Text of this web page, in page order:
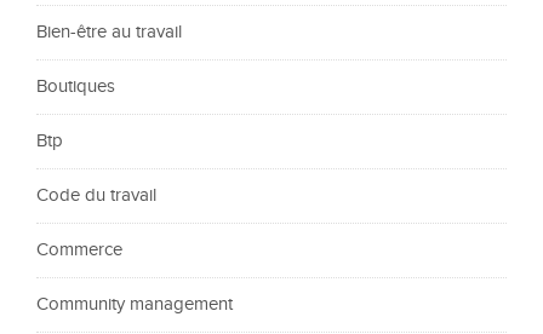
Bien-être au travail
Boutiques
Btp
Code du travail
Commerce
Community management